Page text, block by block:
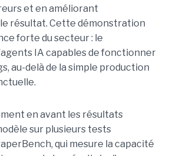
et en améliorant
résultat. Cette démonstration
forte du secteur : le
IA capables de fonctionner
au-delà de la simple production
en avant les résultats
sur plusieurs tests
qui mesure la capacité